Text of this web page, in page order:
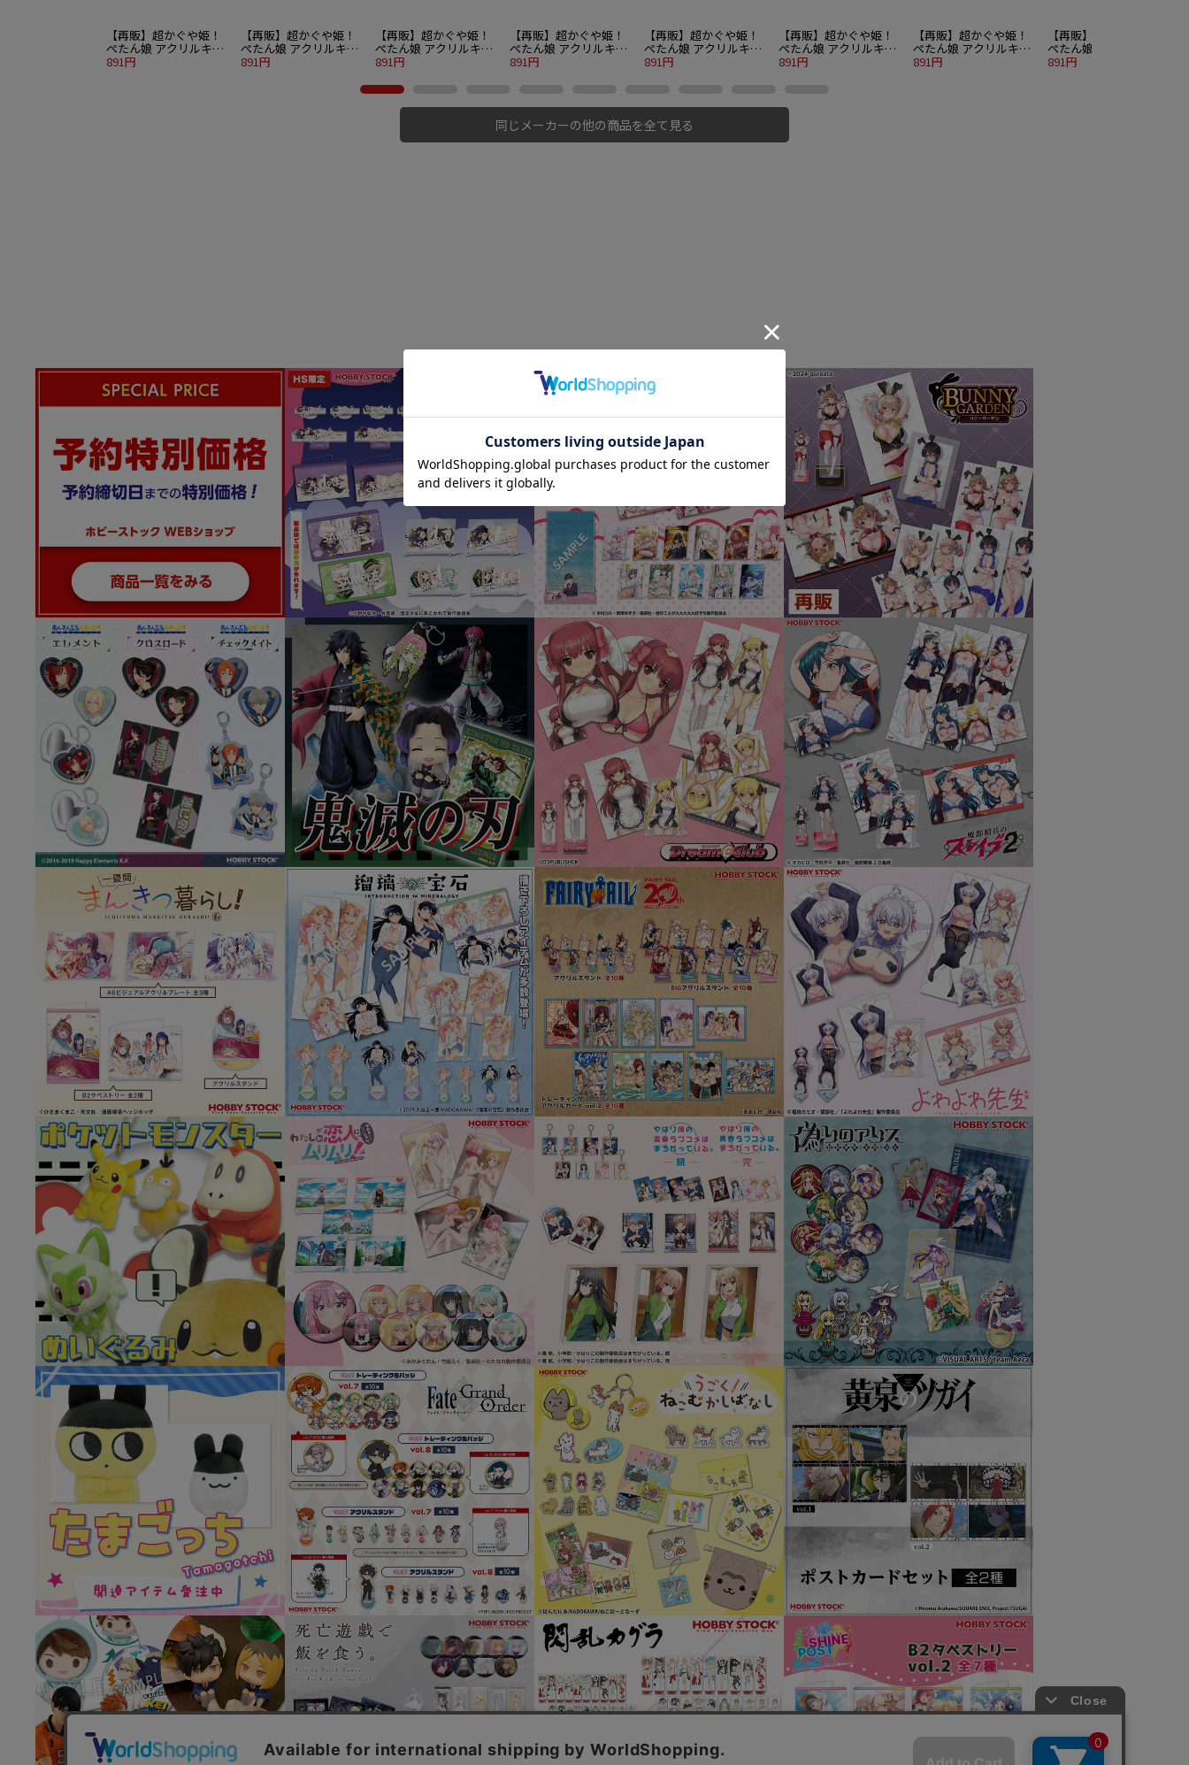
【再販】超かぐや姫！
ぺたん娘 アクリルキー
ホルダー かぐや 現実
891円
【再販】超かぐや姫！
ぺたん娘 アクリルキー
ホルダー かぐや VR
891円
【再販】超かぐや姫！
ぺたん娘 アクリルキー
ホルダー 酒寄彩葉 現実
891円
【再販】超かぐや姫！
ぺたん娘 アクリルキー
ホルダー 酒寄彩葉 VR
891円
【再販】超かぐや姫！
ぺたん娘 アクリルキー
ホルダー 月見ヤチヨ
891円
【再販】超かぐや姫！
ぺたん娘 アクリルキー
ホルダー 月見ヤチヨ バ
891円
【再販】超かぐや姫！
ぺたん娘 アクリルキー
ホルダー 帝アキラ
891円
【再販】超かぐや姫！
ぺたん娘 アクリルキー
ホルダー 駒沢雷
891円
同じメーカーの他の商品を全て見る